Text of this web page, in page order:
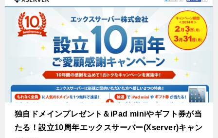
独自ドメインプレゼント＆iPad miniやギフト券が当
たる！設立10周年エックスサーバー(Xserver)キャン